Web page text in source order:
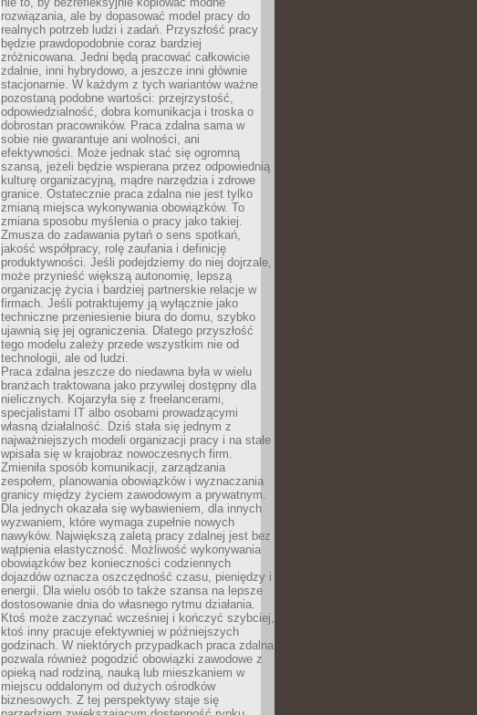
rozwiązania, ale by dopasować model pracy do
realnych potrzeb ludzi i zadań. Przyszłość pracy
będzie prawdopodobnie coraz bardziej
zróżnicowana. Jedni będą pracować całkowicie
zdalnie, inni hybrydowo, a jeszcze inni głównie
stacjonarnie. W każdym z tych wariantów ważne
pozostaną podobne wartości: przejrzystość,
odpowiedzialność, dobra komunikacja i troska o
dobrostan pracowników. Praca zdalna sama w
sobie nie gwarantuje ani wolności, ani
efektywności. Może jednak stać się ogromną
szansą, jeżeli będzie wspierana przez odpowiednią
kulturę organizacyjną, mądre narzędzia i zdrowe
granice. Ostatecznie praca zdalna nie jest tylko
zmianą miejsca wykonywania obowiązków. To
zmiana sposobu myślenia o pracy jako takiej.
Zmusza do zadawania pytań o sens spotkań,
jakość współpracy, rolę zaufania i definicję
produktywności. Jeśli podejdziemy do niej dojrzale,
może przynieść większą autonomię, lepszą
organizację życia i bardziej partnerskie relacje w
firmach. Jeśli potraktujemy ją wyłącznie jako
techniczne przeniesienie biura do domu, szybko
ujawnią się jej ograniczenia. Dlatego przyszłość
tego modelu zależy przede wszystkim nie od
technologii, ale od ludzi.
Praca zdalna jeszcze do niedawna była w wielu
branżach traktowana jako przywilej dostępny dla
nielicznych. Kojarzyła się z freelancerami,
specjalistami IT albo osobami prowadzącymi
własną działalność. Dziś stała się jednym z
najważniejszych modeli organizacji pracy i na stałe
wpisała się w krajobraz nowoczesnych firm.
Zmieniła sposób komunikacji, zarządzania
zespołem, planowania obowiązków i wyznaczania
granicy między życiem zawodowym a prywatnym.
Dla jednych okazała się wybawieniem, dla innych
wyzwaniem, które wymaga zupełnie nowych
nawyków. Największą zaletą pracy zdalnej jest bez
wątpienia elastyczność. Możliwość wykonywania
obowiązków bez konieczności codziennych
dojazdów oznacza oszczędność czasu, pieniędzy i
energii. Dla wielu osób to także szansa na lepsze
dostosowanie dnia do własnego rytmu działania.
Ktoś może zaczynać wcześniej i kończyć szybciej,
ktoś inny pracuje efektywniej w późniejszych
godzinach. W niektórych przypadkach praca zdalna
pozwala również pogodzić obowiązki zawodowe z
opieką nad rodziną, nauką lub mieszkaniem w
miejscu oddalonym od dużych ośrodków
biznesowych. Z tej perspektywy staje się